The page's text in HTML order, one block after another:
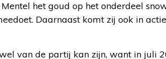
het goud op het onderdeel
Daarnaast komt zij ook in
van de partij kan zijn, want in juli